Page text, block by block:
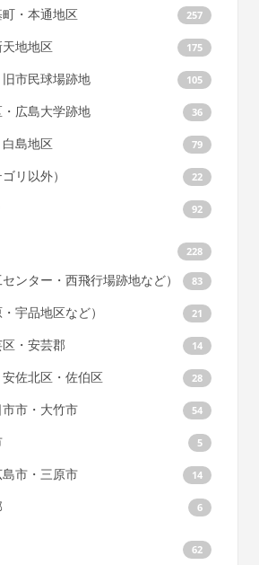
・本通地区 257
地地区 175
市民球場跡地 105
広島大学跡地 36
島地区 79
リ以外） 22
92
228
ンター・西飛行場跡地など） 83
宇品地区など） 21
・安芸郡 14
佐北区・佐伯区 28
市・大竹市 54
5
市・三原市 14
6
62